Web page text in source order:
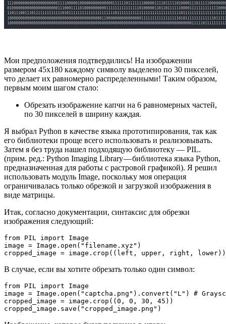
Мои предположения подтвердились! На изображении
размером 45х180 каждому символу выделено по 30 пикселей,
что делает их равномерно распределенными! Таким образом,
первым моим шагом стало:
Обрезать изображение капчи на 6 равномерных частей,
по 30 пикселей в ширину каждая.
Я выбрал Python в качестве языка прототипирования, так как
его библиотеки проще всего использовать и реализовывать.
Затем я без труда нашел подходящую библиотеку — PIL.
(прим. ред.: Python Imaging Library — библиотека языка Python,
предназначенная для работы с растровой графикой). Я решил
использовать модуль Image, поскольку моя операция
ограничивалась только обрезкой и загрузкой изображения в
виде матрицы.
Итак, согласно документации, синтаксис для обрезки
изображения следующий:
from PIL import Image
image = Image.open("filename.xyz")
cropped_image = image.crop((left, upper, right, lower))
В случае, если вы хотите обрезать только один символ:
from PIL import Image
image = Image.open("captcha.png").convert("L") #
cropped_image = image.crop((0, 0, 30, 45))
cropped_image.save("cropped_image.png")